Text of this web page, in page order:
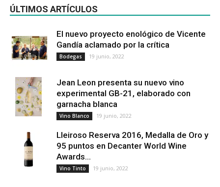
ÚLTIMOS ARTÍCULOS
El nuevo proyecto enológico de Vicente
Gandía aclamado por la crítica
Bodegas 19 junio, 2022
Jean Leon presenta su nuevo vino
experimental GB-21, elaborado con
garnacha blanca
Vino Blanco 19 junio, 2022
Lleiroso Reserva 2016, Medalla de Oro y
95 puntos en Decanter World Wine
Awards...
Vino Tinto 19 junio, 2022